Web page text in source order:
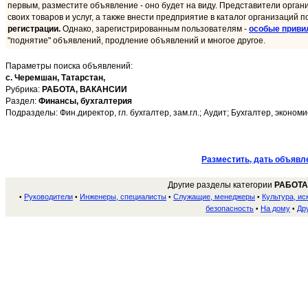
первым, разместите объявление - оно будет на виду. Представители
своих товаров и услуг, а также внести предприятие в каталог организаций
регистрации. Однако, зарегистрированным пользователям - особые
"поднятие" объявлений, продление объявлений и многое другое.
Параметры поиска объявлений:
с. Черемшан, Татарстан,
Рубрика: РАБОТА, ВАКАНСИИ
Раздел: Финансы, бухгалтерия
Подразделы: Фин.директор, гл. бухгалтер, зам.гл.; Аудит; Бухгалтер,
Разместить, дать
Другие разделы категории
• Руководители • Инженеры, специалисты • Служащие, менеджеры • Культура,
безопасность • На дому •